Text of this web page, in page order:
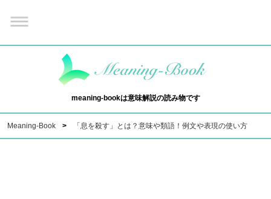
meaning-bookは意味解説の読み物です
Meaning-Book 「息を殺す」とは？意味や類語！例文や表現の使い方